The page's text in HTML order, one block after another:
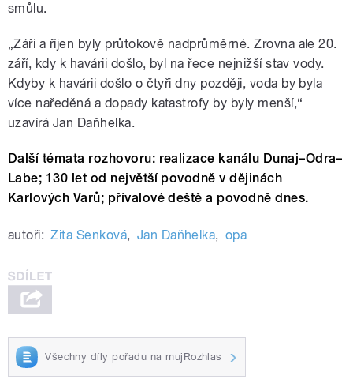
smůlu.
„Září a říjen byly průtokově nadprůměrné. Zrovna ale 20.
září, kdy k havárii došlo, byl na řece nejnižší stav vody.
Kdyby k havárii došlo o čtyři dny později, voda by byla
více naředěná a dopady katastrofy by byly menší,“
uzavírá Jan Daňhelka.
Další témata rozhovoru: realizace kanálu Dunaj–Odra–
Labe; 130 let od největší povodně v dějinách
Karlových Varů; přívalové deště a povodně dnes.
autoři: Zita Senková, Jan Daňhelka, opa
Všechny díly pořadu na mujRozhlas